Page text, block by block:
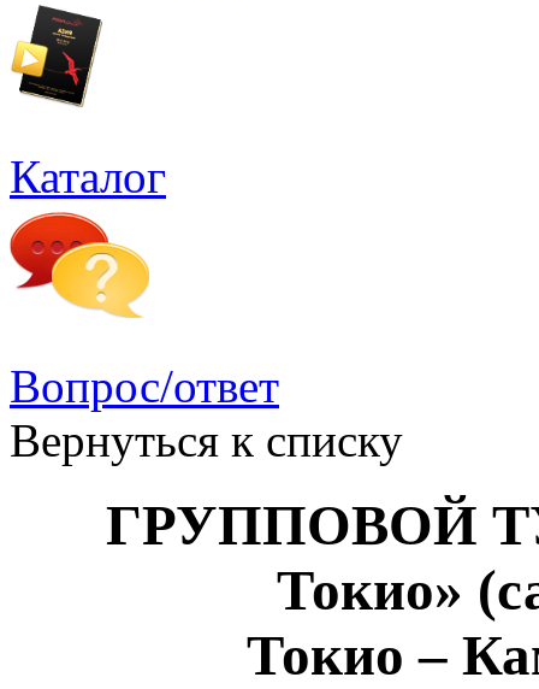
Каталог
Вопрос/ответ
Вернуться к списку
ГРУППОВОЙ
Токио»
Токио –